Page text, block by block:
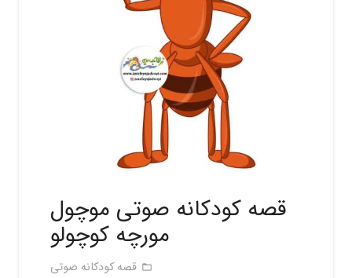
قصه کودکانه صوتی موچول
مورچه کوچولو
folder_open قصه کودکانه صوتی